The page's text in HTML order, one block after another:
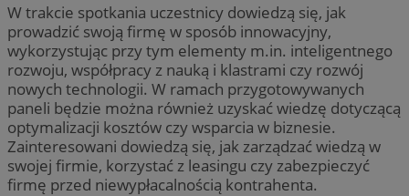
W trakcie spotkania uczestnicy dowiedzą się, jak
prowadzić swoją firmę w sposób innowacyjny,
wykorzystując przy tym elementy m.in. inteligentnego
rozwoju, współpracy z nauką i klastrami czy rozwój
nowych technologii. W ramach przygotowywanych
paneli będzie można również uzyskać wiedzę dotyczącą
optymalizacji kosztów czy wsparcia w biznesie.
Zainteresowani dowiedzą się, jak zarządzać wiedzą w
swojej firmie, korzystać z leasingu czy zabezpieczyć
firmę przed niewypłacalnością kontrahenta.